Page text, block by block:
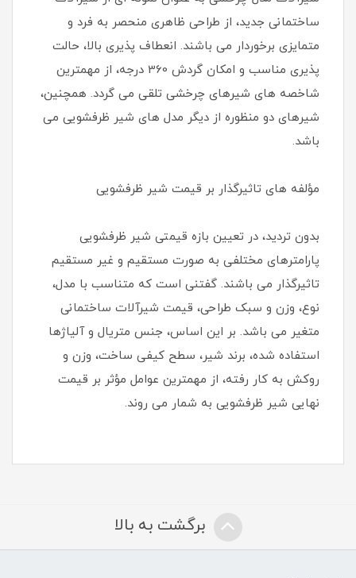
ساختمانی جدید، از طراحی ظاهری منحصر به فرد و
متمایزی برخوردار می باشند. انعطاف پذیری بالا، حالت
پذیری مناسب و امکان گردش 360 درجه، از مهمترین
شاخصه های شیرهای چرخشی تلقی می گردد. همچنین،
شیرهای دو منظوره از دیگر مدل های شیر ظرفشویی می
باشد.
مؤلفه های تاثیرگذار بر قیمت شیر ظرفشویی
بدون تردید، در تعیین بازه قیمتی شیر ظرفشویی
پارامترهای مختلفی به صورت مستقیم و غیر مستقیم
تاثیرگذار می باشند. گفتنی است که متناسب با مدل،
نوع، وزن و سبک طراحی، قیمت شیرآلات ساختمانی
متغیر می باشد. بر این اساس، جنس متریال و آلیاژها
استفاده شده، برند شیر، سطح کیفی ساخت، وزن و
روکش به کار رفته، از مهمترین عوامل مؤثر بر قیمت
نهایی شیر ظرفشویی به شمار می روند.
برگشت به بالا